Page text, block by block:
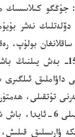
بۇ يىل 15ـ بەش
داۋاملىق
تۇتقىلى،
-2023 يىلى 6-
ۋارىسلىق